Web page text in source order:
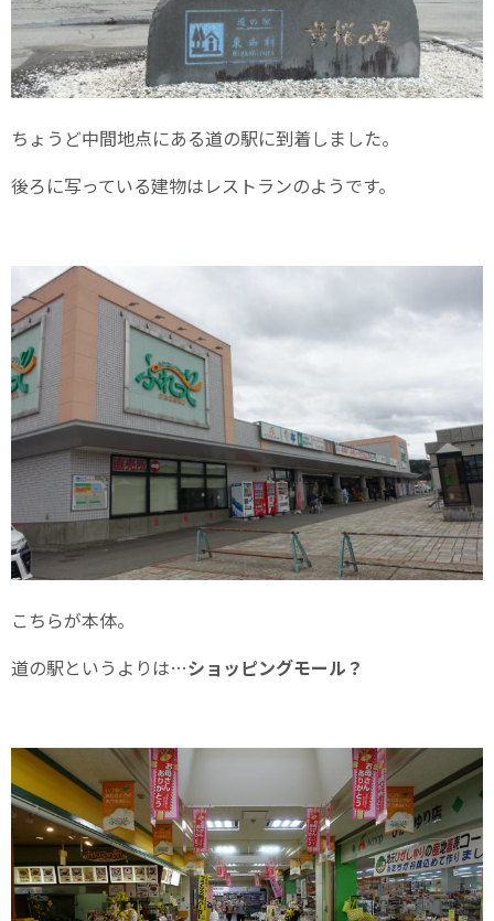
ちょうど中間地点にある道の駅に到着しました。
後ろに写っている建物はレストランのようです。
こちらが本体。
道の駅というよりは…ショッピングモール？